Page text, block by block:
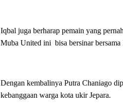
Iqbal juga berharap pemain yang
Muba United ini bisa bersinar bersama
Dengan kembalinya Putra Chaniago
kebanggaan warga kota ukir Jepara.